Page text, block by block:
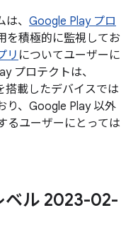
、 Google Play プロ
を積極的に監視してお
リ についてユーザーに
プロテクトは、
搭載したデバイスでは
り、Google Play 以外
るユーザーにとっては
ベル 2023-02-